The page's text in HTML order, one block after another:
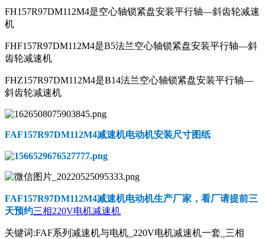
FH157R97DM112M4是空心轴锁紧盘安装平行轴—斜齿轮减速
机
FHF157R97DM112M4是B5法兰空心轴锁紧盘安装平行轴—斜
齿轮减速机
FHZ157R97DM112M4是B14法兰空心轴锁紧盘安装平行轴—
斜齿轮减速机
FAF157R97DM112M4减速机电动机安装尺寸图纸
FAF157R97DM112M4减速机电动机生产厂家，看厂请提前三
天预约三相220V电机减速机
关键词:FAF系列减速机与电机_220V电机减速机一套_三相